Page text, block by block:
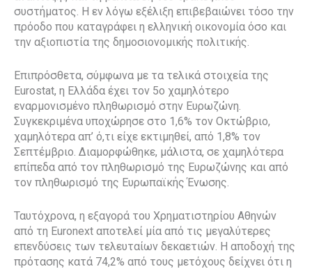
συστήματος. Η εν λόγω εξέλιξη επιβεβαιώνει τόσο την
πρόοδο που καταγράφει η ελληνική οικονομία όσο και
την αξιοπιστία της δημοσιονομικής πολιτικής.
Επιπρόσθετα, σύμφωνα με τα τελικά στοιχεία της
Eurostat, η Ελλάδα έχει τον 5ο χαμηλότερο
εναρμονισμένο πληθωρισμό στην Ευρωζώνη.
Συγκεκριμένα υποχώρησε στο 1,6% τον Οκτώβριο,
χαμηλότερα απ’ ό,τι είχε εκτιμηθεί, από 1,8% τον
Σεπτέμβριο. Διαμορφώθηκε, μάλιστα, σε χαμηλότερα
επίπεδα από τον πληθωρισμό της Ευρωζώνης και από
τον πληθωρισμό της Ευρωπαϊκής Ένωσης.
Ταυτόχρονα, η εξαγορά του Χρηματιστηρίου Αθηνών
από τη Euronext αποτελεί μία από τις μεγαλύτερες
επενδύσεις των τελευταίων δεκαετιών. Η αποδοχή της
πρότασης κατά 74,2% από τους μετόχους δείχνει ότι η